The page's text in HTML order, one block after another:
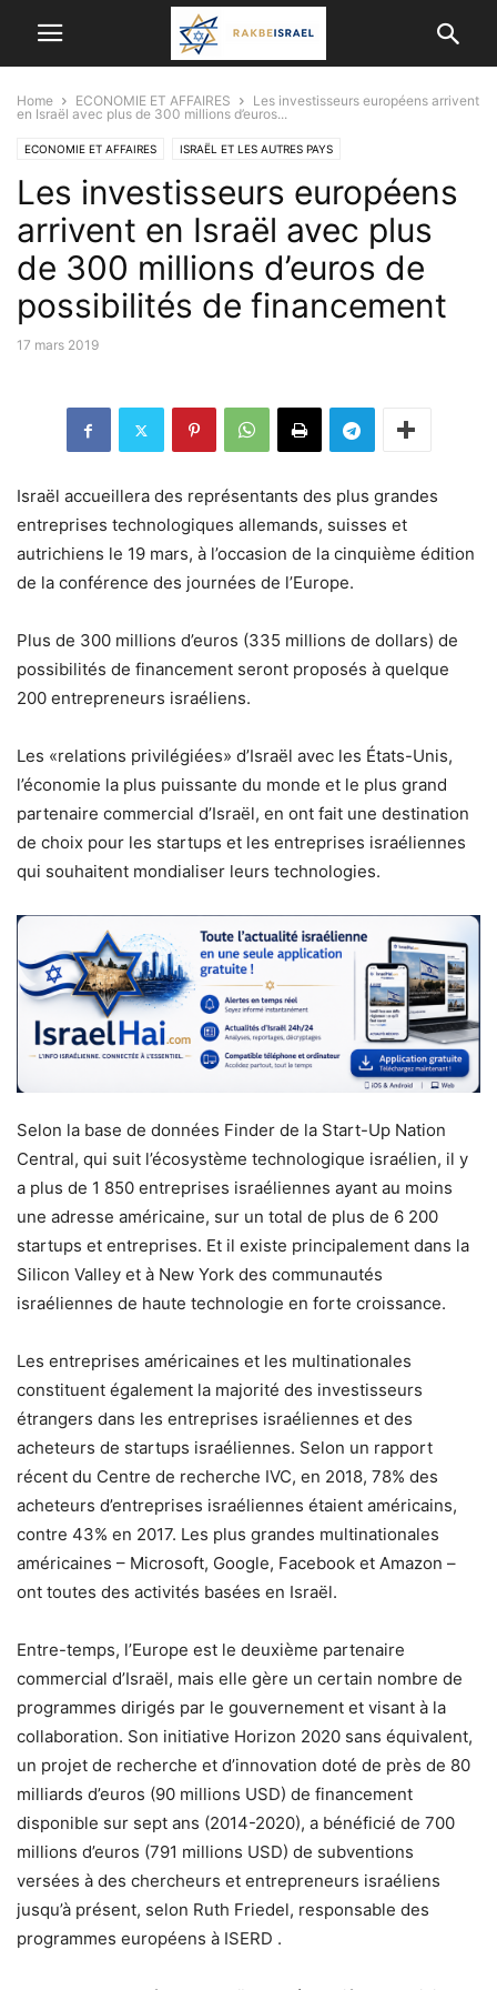
Home ECONOMIE ET ​​AFFAIRES
Les investisseurs européens arrivent
en Israël avec plus de 300 millions d’euros...
ECONOMIE ET ​​AFFAIRES ISRAËL ET LES AUTRES PAYS
Les investisseurs européens
arrivent en Israël avec plus
de 300 millions d’euros de
possibilités de financement
17 mars 2019
Israël accueillera des représentants des plus grandes
entreprises technologiques allemands, suisses et
autrichiens le 19 mars, à l’occasion de la cinquième édition
de la conférence des journées de l’Europe.
Plus de 300 millions d’euros (335 millions de dollars) de
possibilités de financement seront proposés à quelque
200 entrepreneurs israéliens.
Les «relations privilégiées» d’Israël avec les États-Unis,
l’économie la plus puissante du monde et le plus grand
partenaire commercial d’Israël, en ont fait une destination
de choix pour les startups et les entreprises israéliennes
qui souhaitent mondialiser leurs technologies.
Selon la base de données Finder de la Start-Up Nation
Central, qui suit l’écosystème technologique israélien, il y
a plus de 1 850 entreprises israéliennes ayant au moins
une adresse américaine, sur un total de plus de 6 200
startups et entreprises. Et il existe principalement dans la
Silicon Valley et à New York des communautés
israéliennes de haute technologie en forte croissance.
Les entreprises américaines et les multinationales
constituent également la majorité des investisseurs
étrangers dans les entreprises israéliennes et des
acheteurs de startups israéliennes. Selon un rapport
récent du Centre de recherche IVC, en 2018, 78% des
acheteurs d’entreprises israéliennes étaient américains,
contre 43% en 2017. Les plus grandes multinationales
américaines – Microsoft, Google, Facebook et Amazon –
ont toutes des activités basées en Israël.
Entre-temps, l’Europe est le deuxième partenaire
commercial d’Israël, mais elle gère un certain nombre de
programmes dirigés par le gouvernement et visant à la
collaboration. Son initiative Horizon 2020 sans équivalent,
un projet de recherche et d’innovation doté de près de 80
milliards d’euros (90 millions USD) de financement
disponible sur sept ans (2014-2020), a bénéficié de 700
millions d’euros (791 millions USD) de subventions
versées à des chercheurs et entrepreneurs israéliens
jusqu’à présent, selon Ruth Friedel, responsable des
programmes européens à ISERD .